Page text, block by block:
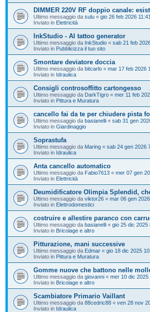
DIMMER 220V RF doppio canale:
Ultimo messaggio da sulu « gio 26 feb 2026
Inviato in Elettricità
InkStudio - AI tattoo generator
Ultimo messaggio da InkStudio « sab 21 feb
Inviato in Pubblicizza il tuo sito
Smontare deviatore doccia
Ultimo messaggio da bitcarlo « mar 17 feb 2026
Inviato in Idraulica
Consigli controsoffitto cartongesso
Ultimo messaggio da DarkTigro « mer 11 feb
Inviato in Pittura e Muratura
cancello fai da te per chiudere pista
Ultimo messaggio da basianelli « sab 31 gen
Inviato in Giardinaggio
Soprastufa
Ultimo messaggio da Maring « sab 24 gen 2026
Inviato in Idraulica
Anta cancello automatico
Ultimo messaggio da Fabio7613 « mer 07 gen
Inviato in Elettricità
Deumidificatore Olimpia Splendid,
Ultimo messaggio da viktor26 « mar 06 gen
Inviato in Elettrodomestici
costruire e allestire paranco con
Ultimo messaggio da basianelli « gio 25 dic 2025
Inviato in Bricolage e altro
Pitturazione, mani successive
Ultimo messaggio da Edmar « gio 18 dic 2025
Inviato in Pittura e Muratura
Gomme nuove che battono nelle
Ultimo messaggio da giovanni « mer 10 dic 2025
Inviato in Bricolage e altro
Scambiatore Primario Vaillant
Ultimo messaggio da 88cedric88 « ven 28 nov
Inviato in Idraulica